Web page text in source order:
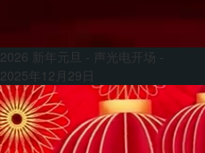
2026 新年元旦 - 声光电开场 -
2025年12月29日